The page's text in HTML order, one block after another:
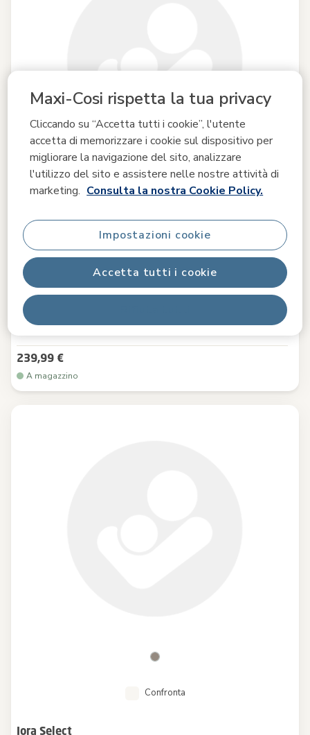
Maxi-Cosi rispetta la tua privacy
Cliccando su “Accetta tutti i cookie”, l'utente
accetta di memorizzare i cookie sul dispositivo per
migliorare la navigazione del sito, analizzare
l'utilizzo del sito e assistere nelle nostre attività di
marketing. Consulta la nostra Cookie Policy.
Accetta tutti i cookie
Impostazioni cookie
Iora Pro
0.0 (0)
Chiusura rapida e design compatto|Da culla fianco letto a
culla stand alone con un solo movimento
eccellente|Facile da spostare e da dondolare|
239,99 €
A magazzino
Confronta
Iora Select